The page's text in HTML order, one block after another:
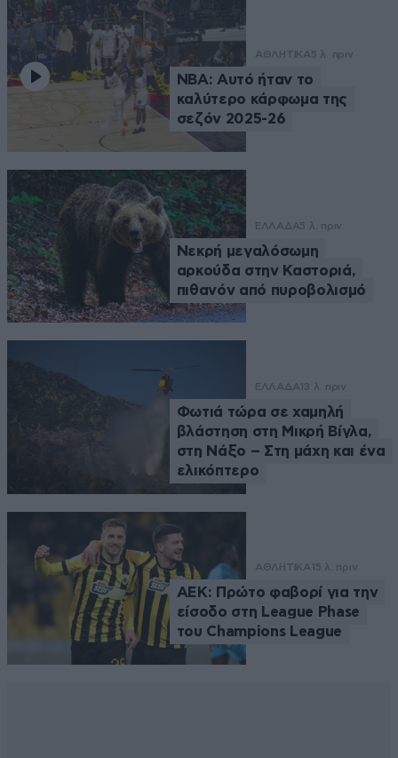
ΑΘΛΗΤΙΚΑ5 λ. πριν
NBA: Αυτό ήταν το
καλύτερο κάρφωμα της
σεζόν 2025-26
ΕΛΛΑΔΑ5 λ. πριν
Νεκρή μεγαλόσωμη
αρκούδα στην Καστοριά,
πιθανόν από πυροβολισμό
ΕΛΛΑΔΑ 13 λ. πριν
Φωτιά τώρα σε χαμηλή
βλάστηση στη Μικρή Βίγλα,
στη Νάξο – Στη μάχη και ένα
ελικόπτερο
ΑΘΛΗΤΙΚΑ 15 λ. πριν
ΑΕΚ: Πρώτο φαβορί για την
είσοδο στη League Phase
του Champions League